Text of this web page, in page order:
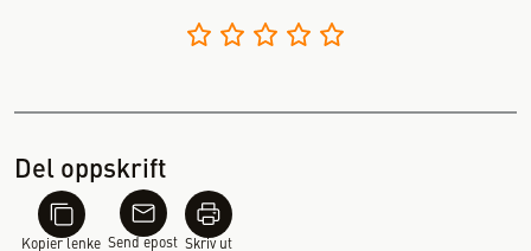
Del oppskrift
Kopier lenke Send epost Skriv ut